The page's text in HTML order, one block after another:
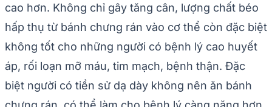
cao hơn. Không chỉ gây tăng cân, lượng chất béo
hấp thụ từ bánh chưng rán vào cơ thể còn đặc biệt
không tốt cho những người có bệnh lý cao huyết
áp, rối loạn mỡ máu, tim mạch, bệnh thận. Đặc
biệt người có tiền sử dạ dày không nên ăn bánh